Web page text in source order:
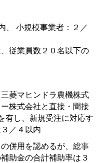
、
小規模事業者：２／
従業員数２０名以下の
菱マヒンドラ農機株式
株式会社と直接・間接
有し、新規受注に対応す
／４以内
併用を認めるが、総事
助金の合計補助率は３